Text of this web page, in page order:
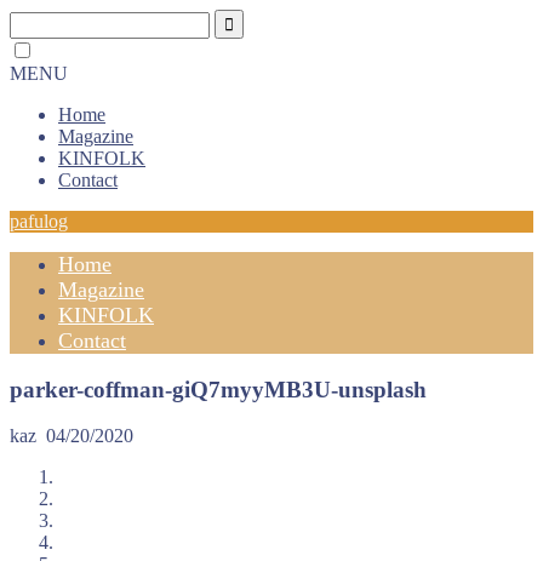
MENU
Home
Magazine
KINFOLK
Contact
pafulog
Home
Magazine
KINFOLK
Contact
parker-coffman-giQ7myyMB3U-unsplash
kaz 04/20/2020